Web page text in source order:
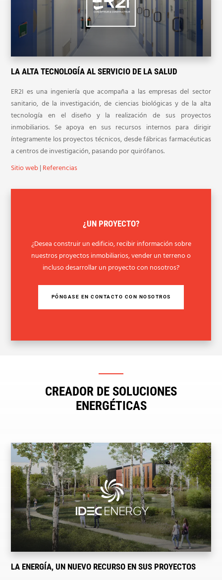
LA ALTA TECNOLOGÍA AL SERVICIO DE LA SALUD
ER2I es una ingeniería que acompaña a las empresas del sector
sanitario, de la investigación, de ciencias biológicas y de la alta
tecnología en el diseño y la realización de sus proyectos
inmobiliarios. Se apoya en sus recursos internos para dirigir
íntegramente los proyectos técnicos, desde fábricas farmacéuticas
a centros de investigación, pasando por quirófanos.
Sitio web| Referencias
¿UN PROYECTO?
¿Desea construir un edificio, recibir información sobre
nuestros proyectos inmobiliarios, vender un terreno o
incluso desarrollar un proyecto con nosotros?
PÓNGASE EN CONTACTO CON NOSOTROS
CREADOR DE SOLUCIONES
ENERGÉTICAS
LA ENERGÍA, UN NUEVO RECURSO EN SUS PROYECTOS